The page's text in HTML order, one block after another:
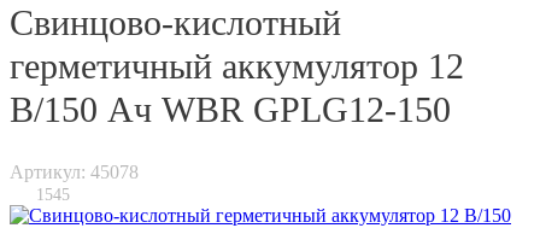
Свинцово-кислотный
герметичный аккумулятор 12
В/150 Ач WBR GPLG12-150
Артикул: 45078
1545